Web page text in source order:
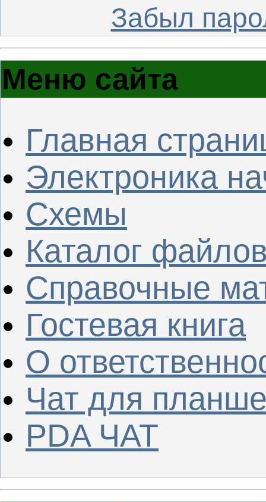
Забыл
Меню сайта
Главная
Электроника
Схемы
Каталог
Справочные
Гостевая книга
О
Чат для
PDA ЧАТ